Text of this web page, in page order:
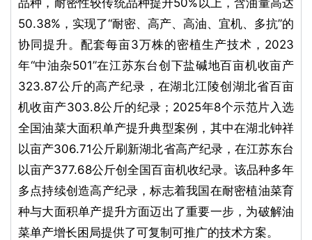
50.38%，实现了“耐密、高产、高油、宜机、多抗”的
协同提升。配套每亩3万株的密植生产技术，2023
年“中油杂501”在江苏东台创下盐碱地百亩机收亩产
323.87公斤的高产纪录，在湖北江陵创湖北省百亩
机收亩产303.8公斤的纪录；2025年8个示范片入选
全国油菜大面积单产提升典型案例，其中在湖北钟祥
以亩产306.71公斤刷新湖北省高产纪录，在江苏东台
以亩产377.68公斤创全国百亩机收纪录。该品种多年
多点持续创造高产纪录，标志着我国在耐密植油菜育
种与大面积单产提升方面迈出了重要一步，为破解油
菜单产增长困局提供了可复制可推广的技术方案。